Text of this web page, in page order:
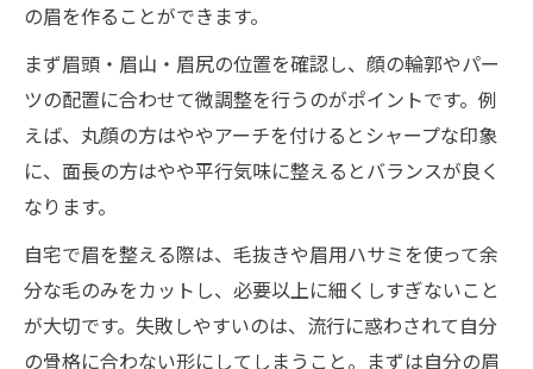
の眉を作ることができます。
まず眉頭・眉山・眉尻の位置を確認し、顔の輪郭やパー
ツの配置に合わせて微調整を行うのがポイントです。例
えば、丸顔の方はややアーチを付けるとシャープな印象
に、面長の方はやや平行気味に整えるとバランスが良く
なります。
自宅で眉を整える際は、毛抜きや眉用ハサミを使って余
分な毛のみをカットし、必要以上に細くしすぎないこと
が大切です。失敗しやすいのは、流行に惑わされて自分
の骨格に合わない形にしてしまうこと。まずは自分の眉